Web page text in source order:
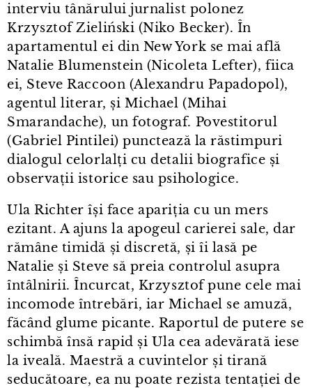
interviu tânărului jurnalist polonez
Krzysztof Zieliński (Niko Becker). În
apartamentul ei din New York se mai află
Natalie Blumenstein (Nicoleta Lefter), fiica
ei, Steve Raccoon (Alexandru Papadopol),
agentul literar, și Michael (Mihai
Smarandache), un fotograf. Povestitorul
(Gabriel Pintilei) punctează la răstimpuri
dialogul celorlalți cu detalii biografice și
observații istorice sau psihologice.
Ula Richter își face apariția cu un mers
ezitant. A ajuns la apogeul carierei sale, dar
rămâne timidă și discretă, și îi lasă pe
Natalie și Steve să preia controlul asupra
întâlnirii. Încurcat, Krzysztof pune cele mai
incomode întrebări, iar Michael se amuză,
făcând glume picante. Raportul de putere se
schimbă însă rapid și Ula cea adevărată iese
la iveală. Maestră a cuvintelor și tirană
seducătoare, ea nu poate rezista tentației de